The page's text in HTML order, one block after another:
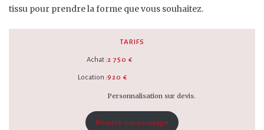
tissu pour prendre la forme que vous souhaitez.
TARIFS
Achat :
Location :
2 750 €
920 €
Personnalisation sur devis.
Réserve ton essayage